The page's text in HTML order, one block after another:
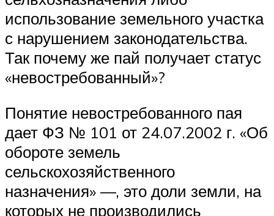
использование земельного участка
с нарушением законодательства.
Так почему же пай получает статус
«невостребованный»?
Понятие невостребованного пая
дает ФЗ № 101 от 24.07.2002 г. «Об
обороте земель
сельскохозяйственного
назначения» —, это доли земли, на
которых не производились